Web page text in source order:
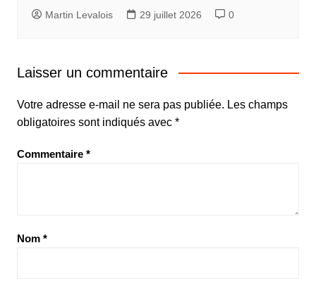
Martin Levalois 29 juillet 2026 0
Laisser un commentaire
Votre adresse e-mail ne sera pas publiée. Les champs
obligatoires sont indiqués avec *
Commentaire *
Nom *